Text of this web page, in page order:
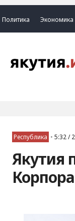
Политика Экономика
Республика • 5:32 /
Якутия